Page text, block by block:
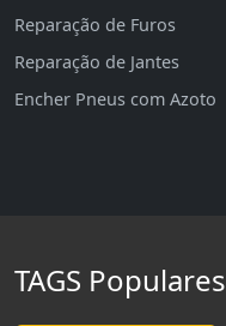
Reparação de Furos
Reparação de Jantes
Encher Pneus com Azoto
TAGS Populares